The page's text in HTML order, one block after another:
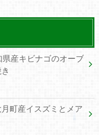
産キビナゴのオーブ
町産イスズミとメア